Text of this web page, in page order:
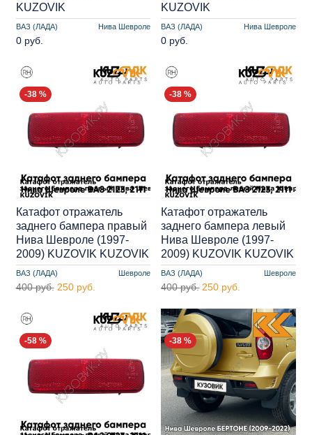
ВАЗ (ЛАДА) Нива Шевроле
KUZOVIK
0 руб.
ВАЗ (ЛАДА) Нива Шевроле
KUZOVIK
0 руб.
-38 %
ВАЗ (ЛАДА) Шевроле
Катафот отражатель
заднего бампера правый
Нива Шевроле (1997-
2009) KUZOVIK KUZOVIK
400 руб. 250 руб.
-38 %
ВАЗ (ЛАДА) Шевроле
Катафот отражатель
заднего бампера левый
Нива Шевроле (1997-
2009) KUZOVIK KUZOVIK
400 руб. 250 руб.
-58 % -38 %